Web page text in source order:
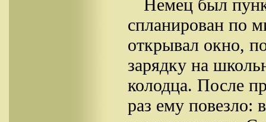
Немец был
спланирован по
открывал окно,
зарядку на
колодца. После
раз ему повезло: